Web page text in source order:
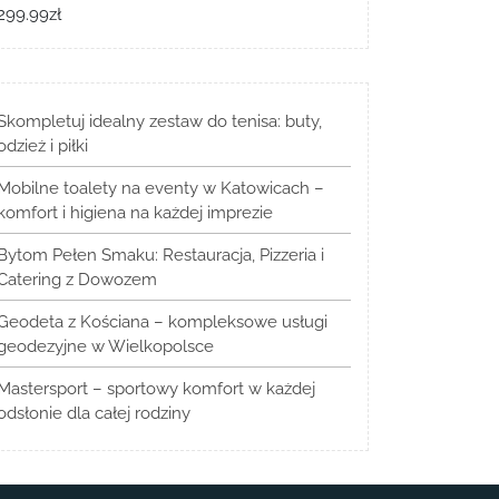
zł
idealny zestaw do tenisa: buty,
i piłki
toalety na eventy w Katowicach –
i higiena na każdej imprezie
Pełen Smaku: Restauracja, Pizzeria i
z Dowozem
z Kościana – kompleksowe usługi
w Wielkopolsce
– sportowy komfort w każdej
dla całej rodziny